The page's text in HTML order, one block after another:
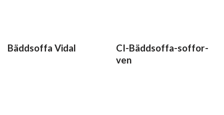
Bäddsoffa Vidal
CI-Bäddsoffa-soffor-
ven